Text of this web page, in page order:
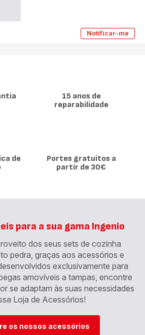
Notificar-me
Ingenio
15 anos de
reparabilidade
de
Portes gratuitos a
partir de 30€
para a sua gama Ingenio
dos seus sets de cozinha
pedra, graças aos acessórios e
exclusivamente para
amovíveis a tampas, encontre
se adaptam às suas necessidades
Loja de Acessórios!
os nossos acessórios